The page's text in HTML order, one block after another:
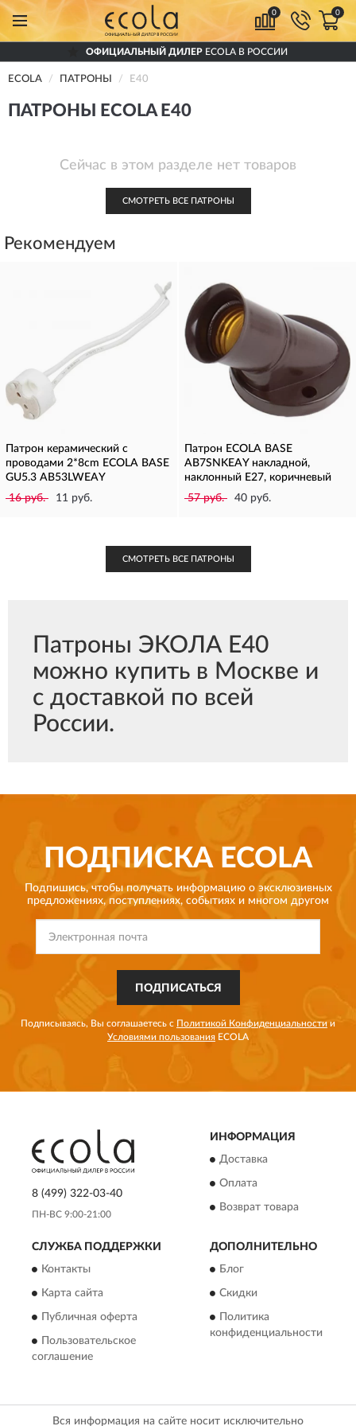
0 0
ОФИЦИАЛЬНЫЙ ДИЛЕРECOLA В РОССИИ
ECOLA ПАТРОНЫ E40
ПАТРОНЫ ECOLA E40
Сейчас в этом разделе нет товаров
СМОТРЕТЬ ВСЕ ПАТРОНЫ
Рекомендуем
Патрон керамический с
проводами 2*8cm ECOLA BASE
GU5.3 AB53LWEAY
16 руб.
11 руб.
Патрон ECOLA BASE
AB7SNKEAY накладной,
наклонный E27, коричневый
57 руб.
40 руб.
СМОТРЕТЬ ВСЕ ПАТРОНЫ
Патроны ЭКОЛА E40
можно купить в Москве и
с доставкой по всей
России.
ПОДПИСКА ECOLA
Подпишись, чтобы получать информацию о эксклюзивных
предложениях, поступлениях, событиях и многом другом
ПОДПИСАТЬСЯ
Подписываясь, Вы соглашаетесь с Политикой Конфиденциальности и
Условиями пользования ECOLA
8 (499) 322-03-40
ПН-ВС 9:00-21:00
ИНФОРМАЦИЯ
Доставка
Оплата
Возврат товара
СЛУЖБА ПОДДЕРЖКИ
Контакты
Карта сайта
Публичная оферта
Пользовательское
соглашение
ДОПОЛНИТЕЛЬНО
Блог
Скидки
Политика
конфиденциальности
Вся информация на сайте носит исключительно